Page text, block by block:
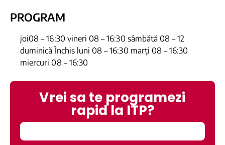
PROGRAM
joi08 – 16:30 vineri 08 – 16:30 sâmbătă 08 – 12
duminică Închis luni 08 – 16:30 marți 08 – 16:30
miercuri 08 – 16:30
Vrei sa te programezi
rapid la ITP?